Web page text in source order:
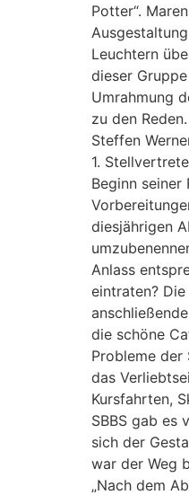
Potter“.
Leuchtern
dieser
Umrahmung
zu den
Steffen
1.
Beginn
diesjährigen
Anlass
eintraten?
die schöne
Probleme der
das
Kursfahrten,
SBBS gab es
sich der
war der Weg
„Nach dem